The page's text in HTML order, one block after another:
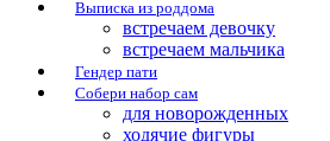
Выписка из роддома
встречаем девочку
встречаем мальчика
Гендер пати
Собери набор сам
для новорожденных
ходячие фигуры